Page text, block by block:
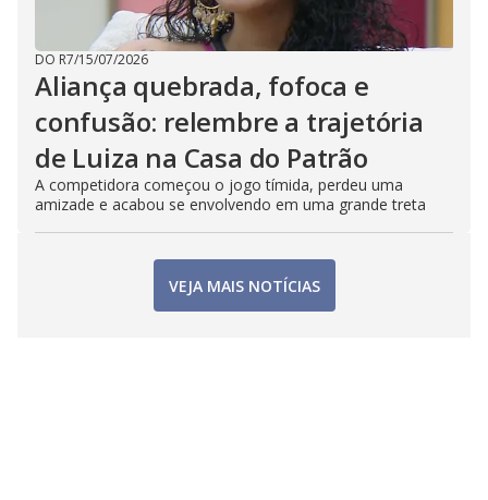
DO R7/15/07/2026
Aliança quebrada, fofoca e
confusão: relembre a trajetória
de Luiza na Casa do Patrão
A competidora começou o jogo tímida, perdeu uma
amizade e acabou se envolvendo em uma grande treta
VEJA MAIS NOTÍCIAS